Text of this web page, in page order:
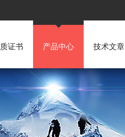
证书 产品中心 技术文章